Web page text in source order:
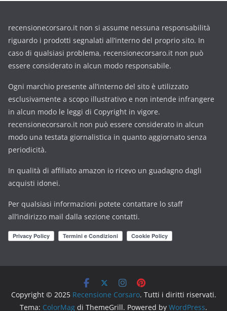
recensionecorsaro.it non si assume nessuna responsabilità
riguardo i prodotti segnalati all’interno del proprio sito. In
caso di qualsiasi problema, recensionecorsaro.it non può
essere considerato in alcun modo responsabile.
Ogni marchio presente all’interno del sito è utilizzato
esclusivamente a scopo illustrativo e non intende infrangere
in alcun modo le leggi di Copyright in vigore.
recensionecorsaro.it non può essere considerato in alcun
modo una testata giornalistica in quanto aggiornato senza
periodicità.
In qualità di affiliato amazon io ricevo un guadagno dagli
acquisti idonei.
Per qualsiasi informazioni potete contattare lo staff
all’indirizzo mail dalla sezione contatti.
Copyright © 2025 Recensione Corsaro. Tutti i diritti riservati.
Tema: ColorMag di ThemeGrill. Powered by WordPress.